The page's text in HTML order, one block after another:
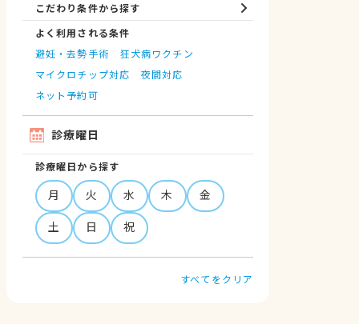
こだわり条件から探す
よく利用される条件
避妊・去勢手術
狂犬病ワクチン
マイクロチップ対応
夜間対応
ネット予約可
診療曜日
診療曜日から探す
月 火 水 木
金
土
日 祝
すべてをクリア